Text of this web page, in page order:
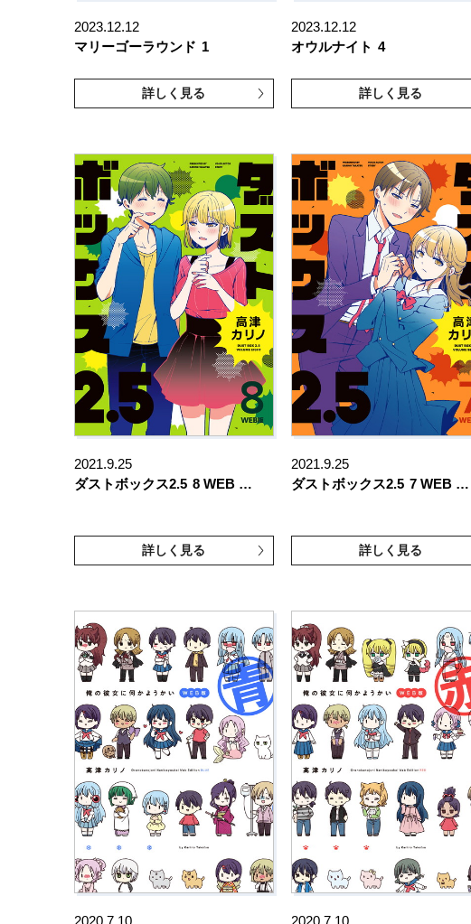
2023.12.12
マリーゴーラウンド 1
詳しく見る
2023.12.12
オウルナイト 4
詳しく見る
2021.9.25
ダストボックス2.5 8 WEB …
詳しく見る
2021.9.25
ダストボックス2.5 7 WEB …
詳しく見る
2020.7.10 2020.7.10